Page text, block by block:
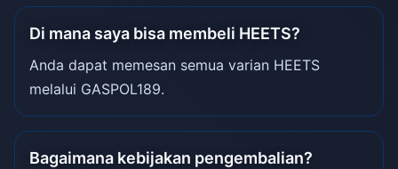
Di mana saya bisa membeli HEETS?
Anda dapat memesan semua varian HEETS
melalui GASPOL189.
Bagaimana kebijakan pengembalian?